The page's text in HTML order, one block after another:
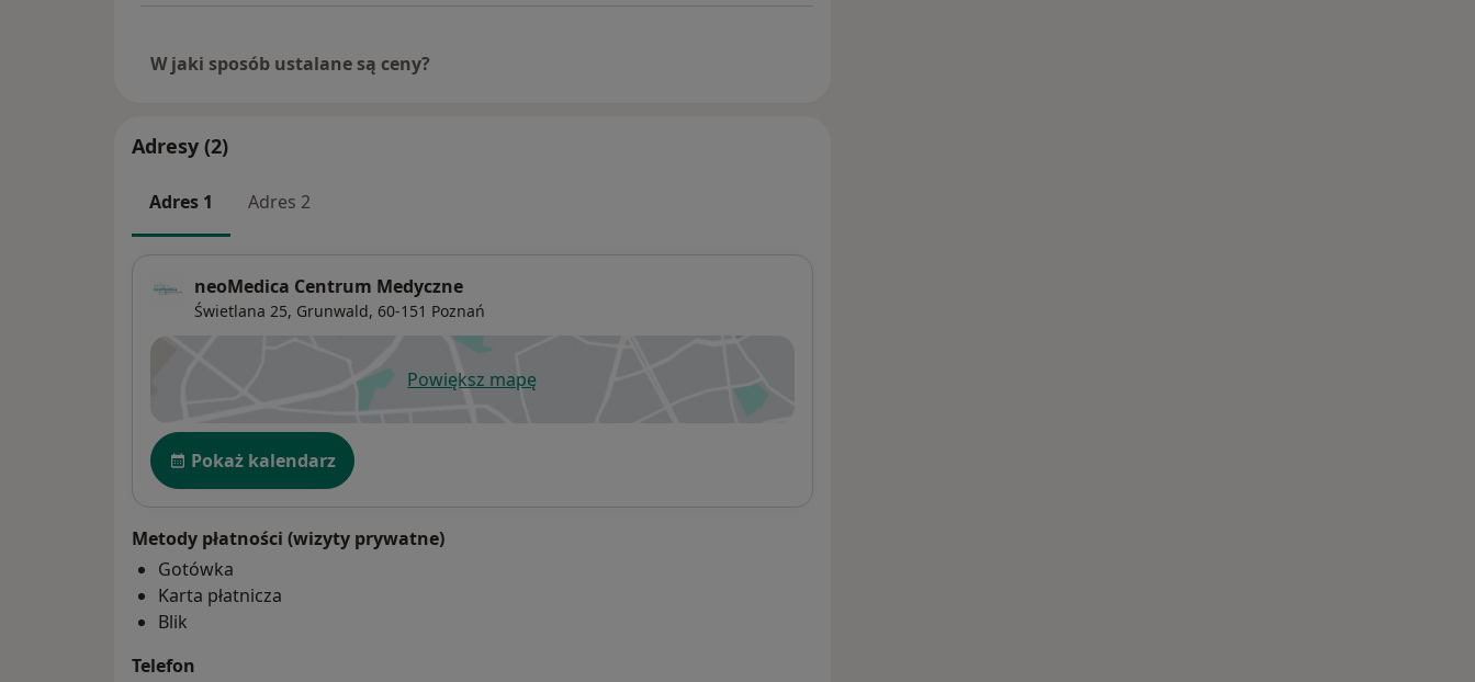
W jaki sposób ustalane są ceny?
Adresy (2)
Adres 1 Adres 2
neoMedica Centrum Medyczne
Świetlana 25, Grunwald, 60-151 Poznań
Powiększ mapęotwiera się w nowej karcie
Dostępność
Pokaż kalendarz
Metody płatności (wizyty prywatne)
Gotówka
Karta płatnicza
Blik
Telefon